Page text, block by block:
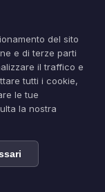
del sito
e di terze parti
il traffico e
tutti i cookie,
le tue
la nostra
proprietà dei
Contatti:
— P.IVA: